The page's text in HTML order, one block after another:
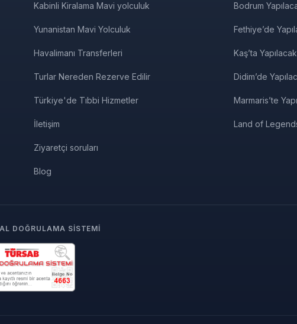
Kabinli Kiralama Mavi yolculuk
Yunanistan Mavi Yolculuk
Havalimanı Transferleri
Turlar Nereden Rezerve Edilir
Türkiye'de Tıbbi Hizmetler
İletişim
Ziyaretçi soruları
Blog
Bodrum
Fethiye’de
Kaş’ta
Didim’de
Marmaris’te
Land of
DOĞRULAMA SISTEMI